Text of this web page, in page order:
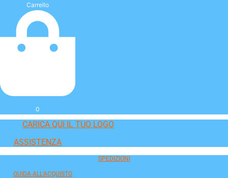
Carrello
0
CARICA QUI IL TUO LOGO
ASSISTENZA
SPEDIZIONI
GUIDA ALL'ACQUISTO